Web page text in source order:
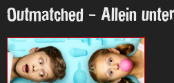
Outmatched - Allein